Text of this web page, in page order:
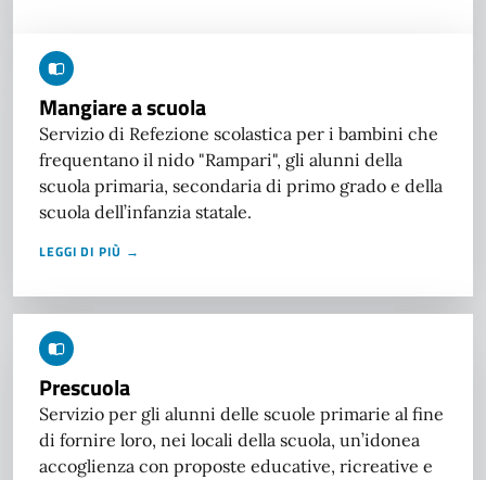
Mangiare a scuola
Servizio di Refezione scolastica per i bambini che
frequentano il nido "Rampari", gli alunni della
scuola primaria, secondaria di primo grado e della
scuola dell’infanzia statale.
LEGGI DI PIÙ →
Prescuola
Servizio per gli alunni delle scuole primarie al fine
di fornire loro, nei locali della scuola, un’idonea
accoglienza con proposte educative, ricreative e